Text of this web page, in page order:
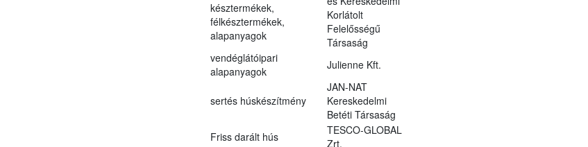
késztermékek,
félkésztermékek,
alapanyagok
Korlátolt
Felelősségű
Társaság
vendéglátóipari
alapanyagok
Julienne Kft.
sertés húskészítmény
JAN-NAT
Kereskedelmi
Betéti Társaság
Friss darált hús
TESCO-GLOBAL
Zrt.